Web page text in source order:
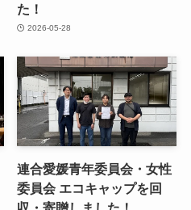
た！
2026-05-28
連合愛媛青年委員会・女性
委員会 エコキャップを回